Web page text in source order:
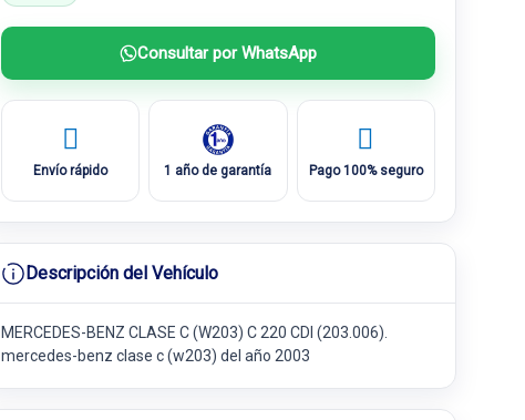
Consultar por WhatsApp
Envío rápido 1 año de garantía Pago 100% seguro
Descripción del Vehículo
MERCEDES-BENZ CLASE C (W203) C 220 CDI (203.006).
mercedes-benz clase c (w203) del año 2003